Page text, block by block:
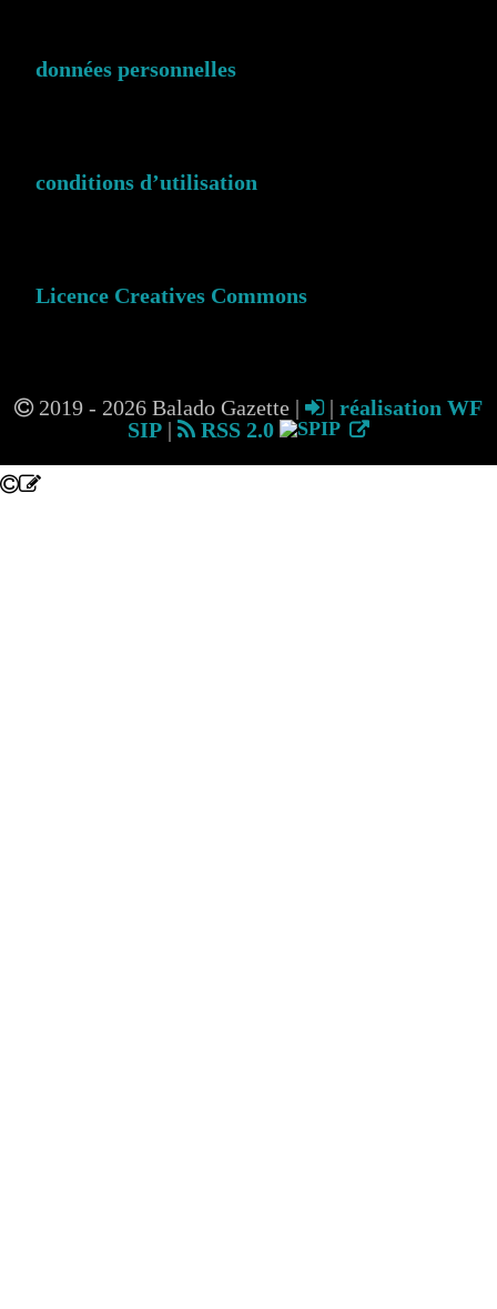
données personnelles
conditions d’utilisation
Licence Creatives Commons
2019 - 2026 Balado Gazette | | réalisation WF
SIP | RSS 2.0